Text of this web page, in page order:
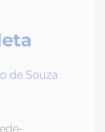
de Souza